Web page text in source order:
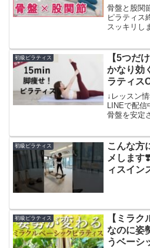
筋
骨盤と股関
ピラティス
スッキリし
果、腸腰筋
ガピラティ
初級ピラティス
【5つだ
かなり効
ラティス
↓レッスン
LINEで配信
骨盤を安定
行や姿勢の
の機能も含
初級ピラティス
こんな方
メします
ィスイン
初級ピラティス
【ミラ
なのに姿
うベーシ